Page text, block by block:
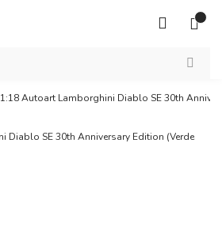
1:18 Autoart Lamborghini Diablo SE 30th